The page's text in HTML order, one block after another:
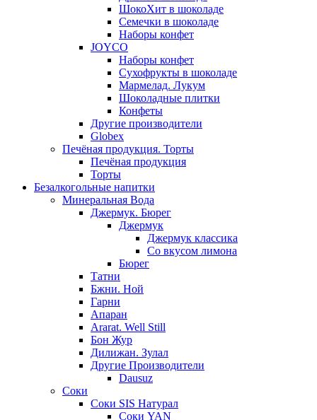
ШокоХит в шоколаде
Семечки в шоколаде
Наборы конфет
JOYCO
Наборы конфет
Сухофрукты в шоколаде
Мармелад. Лукум
Шоколадные плитки
Конфеты
Другие производители
Globex
Печёная продукция. Торты
Печёная продукция
Торты
Безалкогольные напитки
Минеральная Вода
Джермук. Бюрег
Джермук
Джермук классика
Со вкусом лимона
Бюрег
Татни
Бжни. Ной
Гарни
Апаран
Ararat. Well Still
Бон Жур
Дилижан. Зулал
Другие Производители
Dausuz
Соки
Соки SIS Натурал
Соки YAN